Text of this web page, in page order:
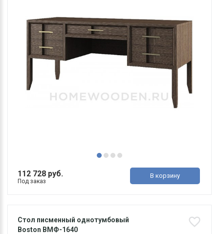
112 728 руб.
Под заказ
В корзину
Стол писменный однотумбовый
Boston ВМФ-1640